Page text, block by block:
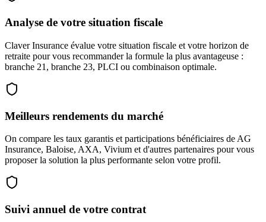
Analyse de votre situation fiscale
Claver Insurance évalue votre situation fiscale et votre horizon de
retraite pour vous recommander la formule la plus avantageuse :
branche 21, branche 23, PLCI ou combinaison optimale.
Meilleurs rendements du marché
On compare les taux garantis et participations bénéficiaires de AG
Insurance, Baloise, AXA, Vivium et d'autres partenaires pour vous
proposer la solution la plus performante selon votre profil.
Suivi annuel de votre contrat